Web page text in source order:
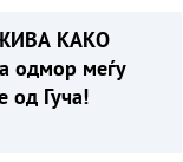
КАКО
одмор меѓу
од Гуча!